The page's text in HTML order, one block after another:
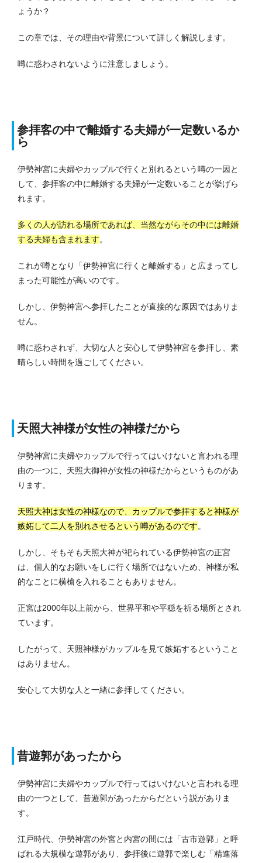
ょうか？
この章では、その理由や背景について詳しく解説します。
噂に惑わされないように注意しましょう。
参拝客の中で離婚する夫婦が一定数いるか
ら
伊勢神宮に夫婦やカップルで行くと別れるという噂の一因と
して、参拝客の中に離婚する夫婦が一定数いることが挙げら
れます。
多くの人が訪れる場所であれば、当然ながらその中には離婚
する夫婦も含まれます。
これが噂となり「伊勢神宮に行くと離婚する」と広まってし
まった可能性が高いのです。
しかし、伊勢神宮へ参拝したことが直接的な原因ではありま
せん。
噂に惑わされず、大切な人と安心して伊勢神宮を参拝し、素
晴らしい時間を過ごしてください。
天照大神様が女性の神様だから
伊勢神宮に夫婦やカップルで行ってはいけないと言われる理
由の一つに、天照大御神が女性の神様だからというものがあ
ります。
天照大神は女性の神様なので、カップルで参拝すると神様が
嫉妬して二人を別れさせるという噂があるのです。
しかし、そもそも天照大神が祀られている伊勢神宮の正宮
は、個人的なお願いをしに行く場所ではないため、神様が私
的なことに横槍を入れることもありません。
正宮は2000年以上前から、世界平和や平穏を祈る場所とされ
ています。
したがって、天照神様がカップルを見て嫉妬するということ
はありません。
安心して大切な人と一緒に参拝してください。
昔遊郭があったから
伊勢神宮に夫婦やカップルで行ってはいけないと言われる理
由の一つとして、昔遊郭があったからだという説がありま
す。
江戸時代、伊勢神宮の外宮と内宮の間には「古市遊郭」と呼
ばれる大規模な遊郭があり、参拝後に遊郭で楽しむ「精進落